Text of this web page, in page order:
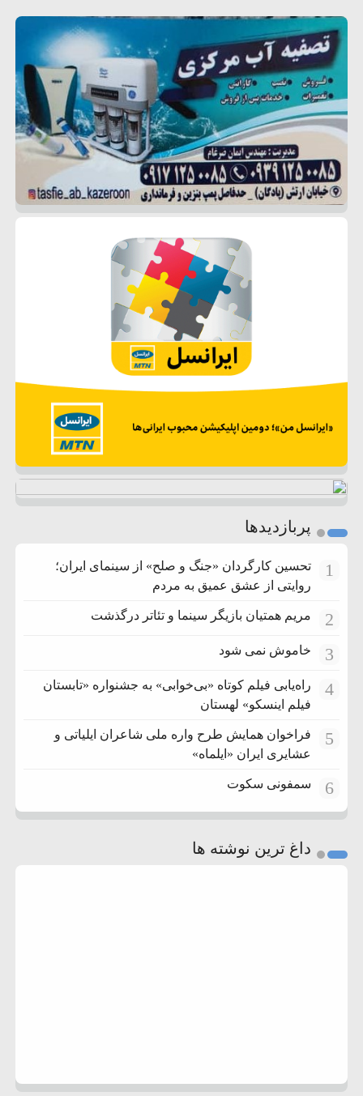
پربازدیدها
1
تحسین کارگردان «جنگ و صلح» از سینمای ایران؛
روایتی از عشق عمیق به مردم
2 مریم همتیان بازیگر سینما و تئاتر درگذشت
3 خاموش نمی شود
4
راه‌یابی فیلم کوتاه «بی‌خوابی» به جشنواره «تابستان
فیلم اینسکو» لهستان
5
فراخوان همایش طرح واره ملی شاعران ایلیاتی و
عشایری ایران «ایلماه»
6 سمفونی سکوت
داغ ترین نوشته ها